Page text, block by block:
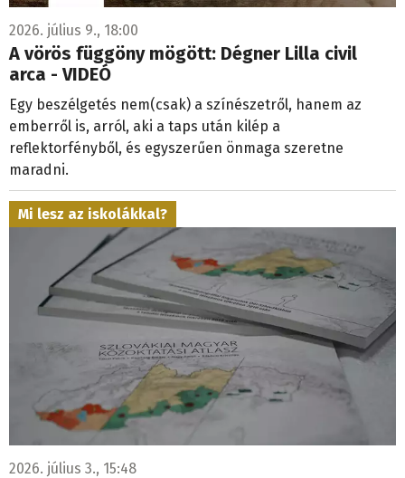
2026. július 9., 18:00
A vörös függöny mögött: Dégner Lilla civil
arca - VIDEÓ
Egy beszélgetés nem(csak) a színészetről, hanem az
emberről is, arról, aki a taps után kilép a
reflektorfényből, és egyszerűen önmaga szeretne
maradni.
Mi lesz az iskolákkal?
2026. július 3., 15:48